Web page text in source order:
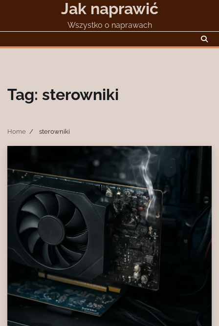
Jak naprawić
Wszystko o naprawach
Tag: sterowniki
Home sterowniki